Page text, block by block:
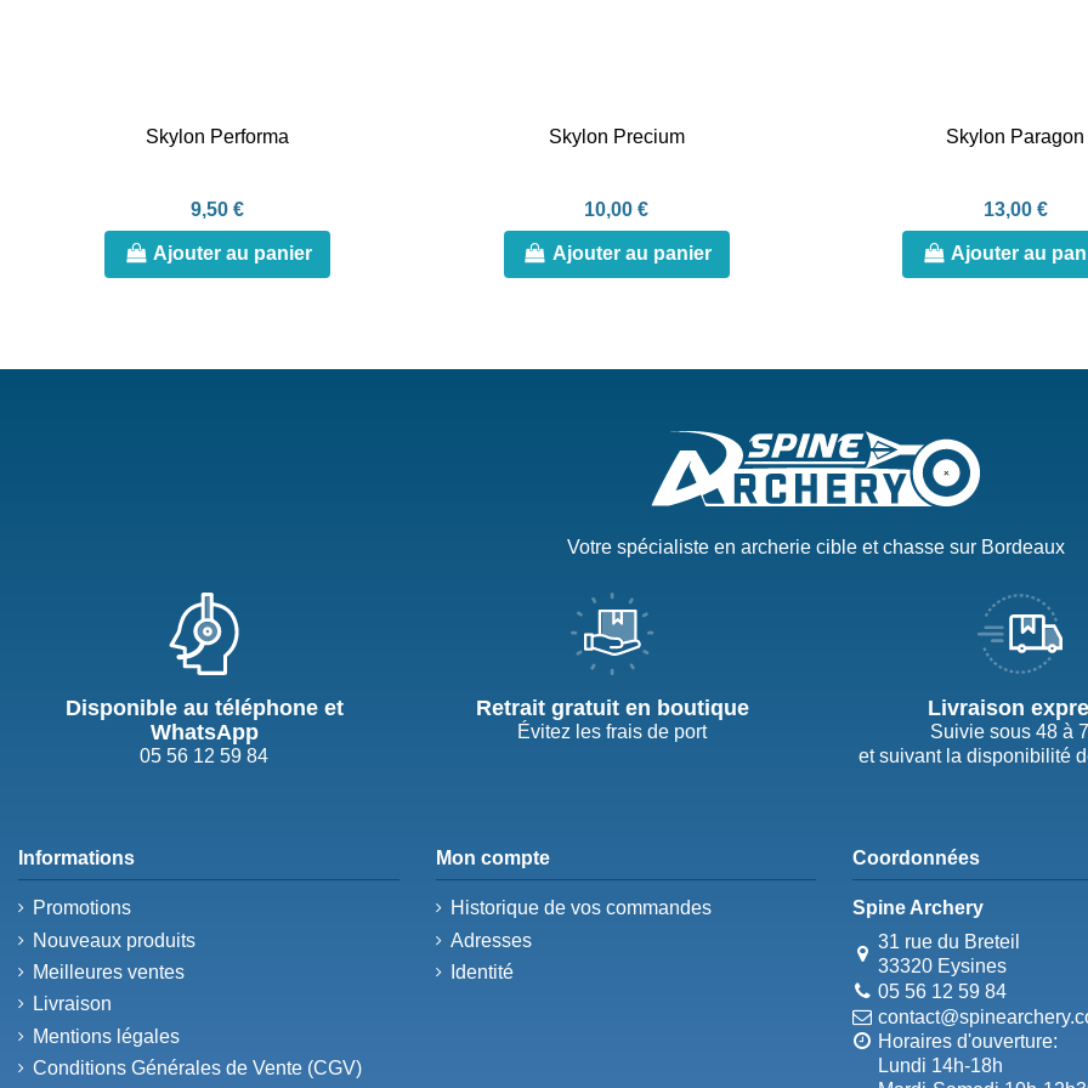
Skylon Performa
9,50 €
Ajouter au panier
Skylon Precium
10,00 €
Ajouter au panier
Skylon Paragon
13,00 €
Ajouter au
Votre spécialiste en archerie cible et chasse sur Bordeaux
Disponible au téléphone et
WhatsApp
05 56 12 59 84
Retrait gratuit en boutique
Évitez les frais de port
Livraison
Suivie sous 48 à
et suivant la disponibilité
Informations
Promotions
Nouveaux produits
Meilleures ventes
Livraison
Mentions légales
Conditions Générales de Vente (CGV)
Mon compte
Historique de vos commandes
Adresses
Identité
Coordonnées
Spine Archery
31 rue du Breteil
33320 Eysines
05 56 12 59 84
Horaires d'ouverture:
Lundi 14h-18h